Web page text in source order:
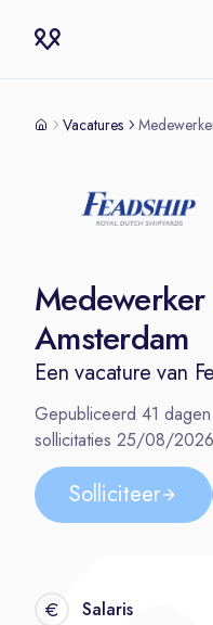
Vacatures
Amsterdam
Een vacature van
Gepubliceerd 41
sollicitaties 25/08/2026
Solliciteer
Salaris